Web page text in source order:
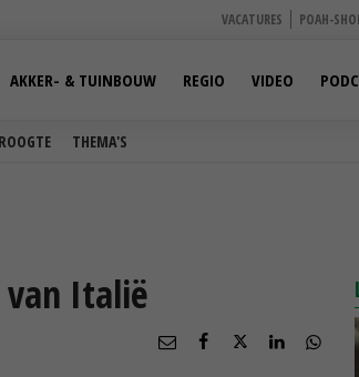
VACATURES POAH-
THEMA'S
AKKER- & TUINBOUW REGIO VIDEO
Italië